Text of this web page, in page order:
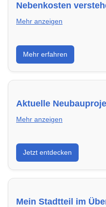
Nebenkosten
Mehr anzeigen
Erfahre, welche
wie du deine monatliche
kannst.
Mehr erfahren
Aktuelle
Mehr anzeigen
Entdecke
energieeffizient und
Jetzt entdecken
Mein Stadtteil im